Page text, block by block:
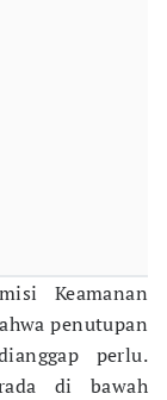
Keamanan
penutupan
perlu.
di bawah